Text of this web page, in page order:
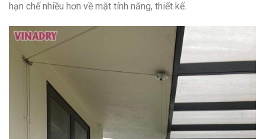
hạn chế nhiều hơn về mặt tính năng, thiết kế.